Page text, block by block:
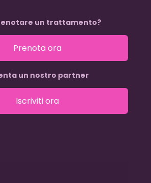
un trattamento?
Prenota ora
un nostro partner
Iscriviti ora